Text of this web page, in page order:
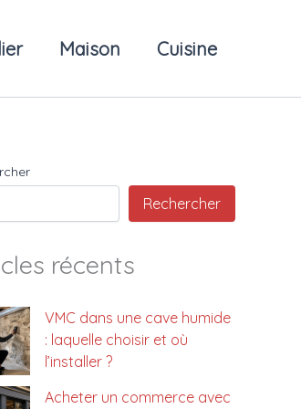
Maison Cuisine
Rechercher
récents
VMC dans une cave humide
: laquelle choisir et où
l’installer ?
Acheter un commerce avec